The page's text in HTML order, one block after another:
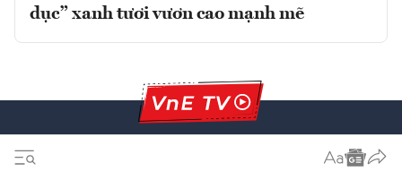
dục” xanh tươi vươn cao mạnh mẽ